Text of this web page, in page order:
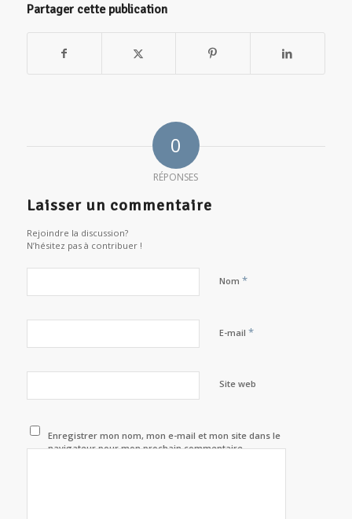
Partager cette publication
0
RÉPONSES
Laisser un commentaire
Rejoindre la discussion?
N’hésitez pas à contribuer !
Nom *
E-mail *
Site web
Enregistrer mon nom, mon e-mail et mon site dans le
navigateur pour mon prochain commentaire.